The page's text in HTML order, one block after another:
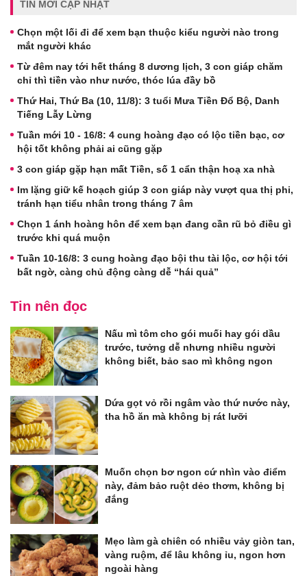
TIN MỚI CẬP NHẬT
Chọn một lối đi để xem bạn thuộc kiểu người nào trong
mắt người khác
Từ đêm nay tới hết tháng 8 dương lịch, 3 con giáp chăm
chỉ thì tiền vào như nước, thóc lúa đầy bồ
Thứ Hai, Thứ Ba (10, 11/8): 3 tuổi Mưa Tiền Đổ Bộ, Danh
Tiếng Lẫy Lừng
Tuần mới 10 - 16/8: 4 cung hoàng đạo có lộc tiền bạc, cơ
hội tốt không phải ai cũng gặp
3 con giáp gặp hạn mất Tiền, số 1 cẩn thận hoạ xa nhà
Im lặng giữ kế hoạch giúp 3 con giáp này vượt qua thị phi,
tránh hạn tiểu nhân trong tháng 7 âm
Chọn 1 ánh hoàng hôn để xem bạn đang cần rũ bỏ điều gì
trước khi quá muộn
Tuần 10-16/8: 3 cung hoàng đạo bội thu tài lộc, cơ hội tới
bất ngờ, càng chủ động càng dễ “hái quả”
Tin nên đọc
Nấu mì tôm cho gói muối hay gói dầu
trước, tưởng dễ nhưng nhiều người
không biết, bảo sao mì không ngon
Dứa gọt vỏ rồi ngâm vào thứ nước này,
tha hồ ăn mà không bị rát lưỡi
Muốn chọn bơ ngon cứ nhìn vào điểm
này, đảm bảo ruột dẻo thơm, không bị
đắng
Mẹo làm gà chiên có nhiều vảy giòn tan,
vàng ruộm, để lâu không ỉu, ngon hơn
ngoài hàng